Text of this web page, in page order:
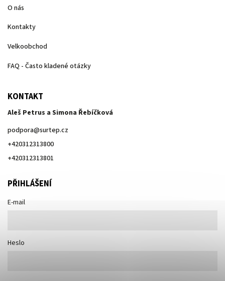
O nás
Kontakty
Velkoobchod
FAQ - Často kladené otázky
KONTAKT
Aleš Petrus a Simona Řebíčková
podpora@surtep.cz
+420312313800
+420312313801
PŘIHLÁŠENÍ
E-mail
Heslo